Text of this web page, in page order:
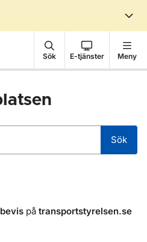
Sök E-tjänster Meny
Sök
på transportstyrelsen.se